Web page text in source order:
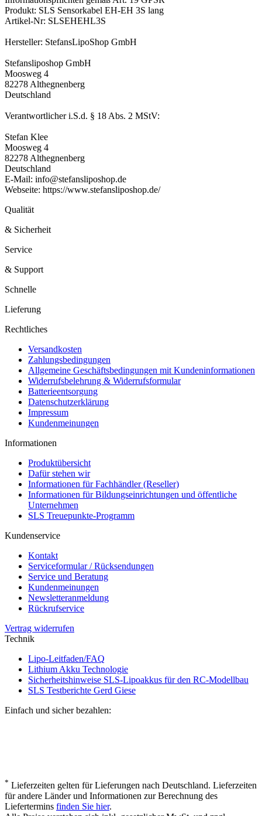
Produkt: SLS Sensorkabel EH-EH 3S lang
Artikel-Nr: SLSEHEHL3S
Hersteller: StefansLipoShop GmbH
Stefansliposhop GmbH
Moosweg 4
82278 Althegnenberg
Deutschland
Verantwortlicher i.S.d. § 18 Abs. 2 MStV:
Stefan Klee
Moosweg 4
82278 Althegnenberg
Deutschland
E-Mail: info@stefansliposhop.de
Webseite: https://www.stefansliposhop.de/
Qualität
& Sicherheit
Service
& Support
Schnelle
Lieferung
Rechtliches
Versandkosten
Zahlungsbedingungen
Allgemeine Geschäftsbedingungen mit Kundeninformationen
Widerrufsbelehrung & Widerrufsformular
Batterieentsorgung
Datenschutzerklärung
Impressum
Kundenmeinungen
Informationen
Produktübersicht
Dafür stehen wir
Informationen für Fachhändler (Reseller)
Informationen für Bildungseinrichtungen und öffentliche
Unternehmen
SLS Treuepunkte-Programm
Kundenservice
Kontakt
Serviceformular / Rücksendungen
Service und Beratung
Kundenmeinungen
Newsletteranmeldung
Rückrufservice
Vertrag widerrufen
Technik
Lipo-Leitfaden/FAQ
Lithium Akku Technologie
Sicherheitshinweise SLS-Lipoakkus für den RC-Modellbau
SLS Testberichte Gerd Giese
Einfach und sicher bezahlen:
* Lieferzeiten gelten für Lieferungen nach Deutschland. Lieferzeiten
für andere Länder und Informationen zur Berechnung des
Liefertermins finden Sie hier.